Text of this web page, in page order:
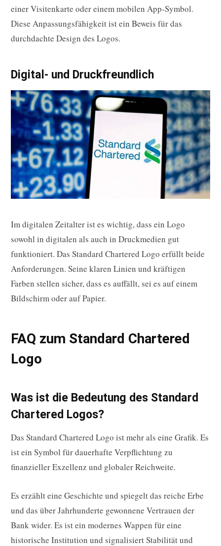
einer Visitenkarte oder einem mobilen App-Symbol.
Diese Anpassungsfähigkeit ist ein Beweis für das
durchdachte Design des Logos.
Digital- und Druckfreundlich
Im digitalen Zeitalter ist es wichtig, dass ein Logo
sowohl in digitalen als auch in Druckmedien gut
funktioniert. Das Standard Chartered Logo erfüllt beide
Anforderungen. Seine klaren Linien und kräftigen
Farben stellen sicher, dass es auffällt, sei es auf einem
Bildschirm oder auf Papier.
FAQ zum Standard Chartered
Logo
Was ist die Bedeutung des Standard
Chartered Logos?
Das Standard Chartered Logo ist mehr als eine Grafik. Es
ist ein Symbol für dauerhafte Verpflichtung zu
finanzieller Exzellenz und globaler Reichweite.
Es erzählt eine Geschichte und spiegelt das reiche Erbe
und das über Jahrhunderte gewonnene Vertrauen der
Bank wider. Es ist ein modernes Wappen für eine
historische Institution und signalisiert Stabilität und